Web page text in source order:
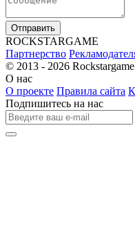
Отправить
ROCKSTARGAME
Партнерство
© 2013 - 2026
О нас
О проекте Правила сайта
Подпишитесь на нас